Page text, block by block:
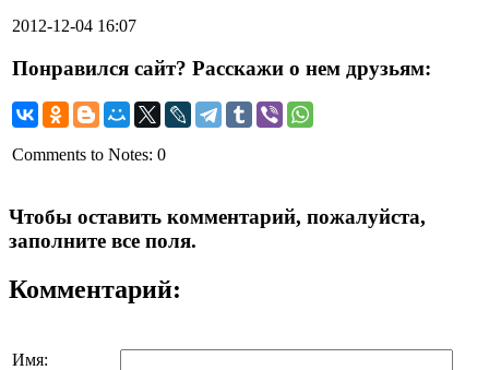
2012-12-04 16:07
Понравился сайт? Расскажи о нем друзьям:
Comments to Notes: 0
Чтобы оставить комментарий, пожалуйста,
заполните все поля.
Комментарий:
Имя: